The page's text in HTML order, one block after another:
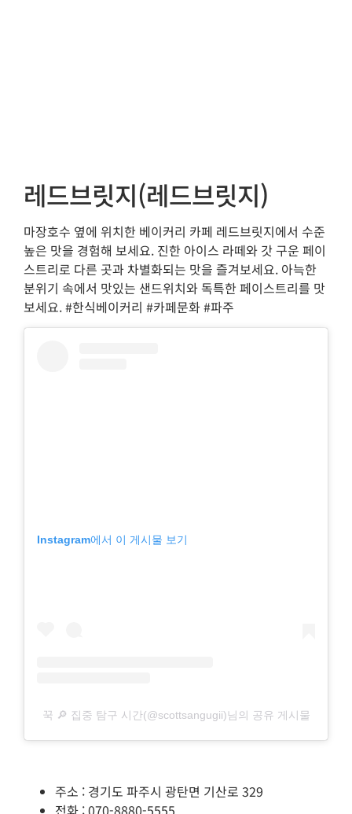
레드브릿지(레드브릿지)
마장호수 옆에 위치한 베이커리 카페 레드브릿지에서 수준
높은 맛을 경험해 보세요. 진한 아이스 라떼와 갓 구운 페이
스트리로 다른 곳과 차별화되는 맛을 즐겨보세요. 아늑한
분위기 속에서 맛있는 샌드위치와 독특한 페이스트리를 맛
보세요. #한식베이커리 #카페문화 #파주
Instagram에서 이 게시물 보기
꾹 🔎 집중 탐구 시간(@scottsangugii)님의 공유 게시물
주소 : 경기도 파주시 광탄면 기산로 329
전화 : 070-8880-5555